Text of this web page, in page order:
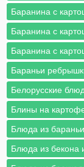
Баранина с
Баранина с
Баранина с
Бараньи
Белорусские
Блины на
Блюда из
Блюда из бекона